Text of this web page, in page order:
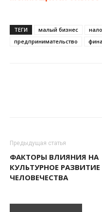
ТЕГИ малый бизнес
предпринимательство
Предыдущая статья
ФАКТОРЫ ВЛИЯНИЯ НА
КУЛЬТУРНОЕ РАЗВИТИЕ
ЧЕЛОВЕЧЕСТВА